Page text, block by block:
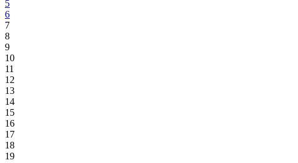
5
6
7
8
9
10
11
12
13
14
15
16
17
18
19